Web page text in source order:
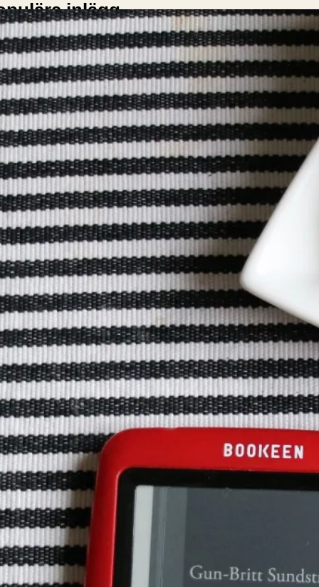
inlägg
författare
ämnen
Bokcirkel
Deckare E-böcker Fakta
Filmatiseringar Framsidor
Historia Illustrerat Klass
Kvinnors liv Kärlek
Läsa Mord Nobelpriset
Nyutkommet Personligt Poesi
& samhälle Prisbelönt
Relationer Sorg
Storbritannien Summeringar
Tonår Ungdomsböcker
USA Utläst Vill läsa